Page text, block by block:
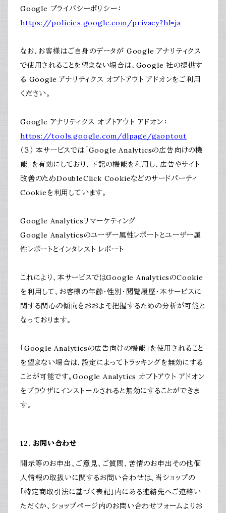
Google プライバシーポリシー：
https://policies.google.com/privacy?hl=ja
なお、お客様はご自身のデータが Google アナリティクス
で使用されることを望まない場合は、Google 社の提供す
る Google アナリティクス オプトアウト アドオンをご利用
ください。
Google アナリティクス オプトアウト アドオン：
https://tools.google.com/dlpage/gaoptout
（３） 本サービスでは「Google Analyticsの広告向けの機
能」を有効にしており、下記の機能を利用し、広告やサイト
改善のためDoubleClick Cookieなどのサードパーティ
Cookieを利用しています。
Google Analyticsリマーケティング
Google Analyticsのユーザー属性レポートとユーザー属
性レポートとインタレスト レポート
これにより、本サービスではGoogle AnalyticsのCookie
を利用して、お客様の年齢・性別・閲覧履歴・本サービスに
関する関心の傾向をおおよそ把握するための分析が可能と
なっております。
「Google Analyticsの広告向けの機能」を使用されること
を望まない場合は、設定によってトラッキングを無効にする
ことが可能です。Google Analytics オプトアウト アドオン
をブラウザにインストールされると無効にすることができま
す。
12. お問い合わせ
開示等のお申出、ご意見、ご質問、苦情のお申出その他個
人情報の取扱いに関するお問い合わせは、当ショップの
「特定商取引法に基づく表記」内にある連絡先へご連絡い
ただくか、ショップページ内のお問い合わせフォームよりお